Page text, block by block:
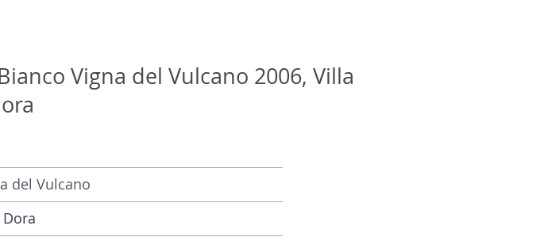
Vigna del Vulcano 2006, Villa
del Vulcano